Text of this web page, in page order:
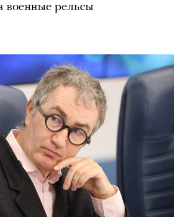
военные рельсы